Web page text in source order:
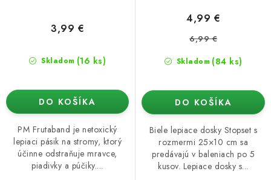
Skladom (16 ks)
3,99 €
DO KOŠÍKA
PM Frutaband je netoxický
lepiaci pásik na stromy, ktorý
účinne odstraňuje mravce,
piadivky a púčiky....
Skladom (84 ks)
4,99 €
6,99 €
DO KOŠÍKA
Biele lepiace dosky Stopset s
rozmermi 25×10 cm sa
predávajú v baleniach po 5
kusov. Lepiace dosky s...